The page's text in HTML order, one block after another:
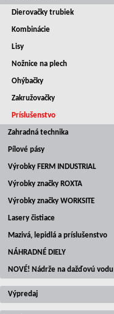
Dierovačky trubiek
Kombinácie
Lisy
Nožnice na plech
Ohýbačky
Zakružovačky
Príslušenstvo
Zahradná technika
Pílové pásy
Výrobky FERM INDUSTRIAL
Výrobky značky ROXTA
Výrobky značky WORKSITE
Lasery čistiace
Mazivá, lepidlá a príslušenstvo
NÁHRADNÉ DIELY
NOVÉ! Nádrže na dažďovú vodu
Výpredaj